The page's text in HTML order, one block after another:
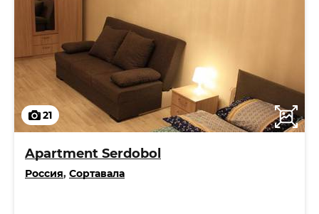
21
Apartment Serdobol
Россия, Сортавала